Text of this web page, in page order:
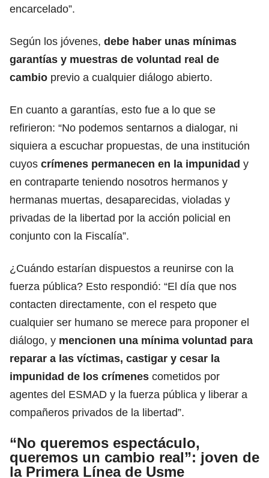
encarcelado”.
Según los jóvenes, debe haber unas mínimas
garantías y muestras de voluntad real de
cambio previo a cualquier diálogo abierto.
En cuanto a garantías, esto fue a lo que se
refirieron: “No podemos sentarnos a dialogar, ni
siquiera a escuchar propuestas, de una institución
cuyos crímenes permanecen en la impunidad y
en contraparte teniendo nosotros hermanos y
hermanas muertas, desaparecidas, violadas y
privadas de la libertad por la acción policial en
conjunto con la Fiscalía”.
¿Cuándo estarían dispuestos a reunirse con la
fuerza pública? Esto respondió: “El día que nos
contacten directamente, con el respeto que
cualquier ser humano se merece para proponer el
diálogo, y mencionen una mínima voluntad para
reparar a las víctimas, castigar y cesar la
impunidad de los crímenes cometidos por
agentes del ESMAD y la fuerza pública y liberar a
compañeros privados de la libertad”.
“No queremos espectáculo,
queremos un cambio real”: joven de
la Primera Línea de Usme